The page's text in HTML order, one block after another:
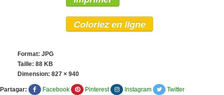
Coloriez en ligne
Format: JPG
Taille: 88 KB
Dimension: 827 × 940
Partagar: Facebook Pinterest Instagram Twitter